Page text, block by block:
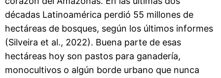
décadas Latinoamérica perdió 55 millones de
hectáreas de bosques, según los últimos informes
(Silveira et al., 2022). Buena parte de esas
hectáreas hoy son pastos para ganadería,
monocultivos o algún borde urbano que nunca